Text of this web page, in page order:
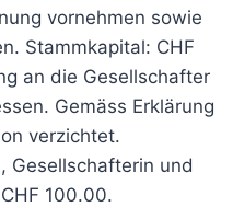
vornehmen sowie
Stammkapital: CHF
an die Gesellschafter
Gemäss Erklärung
verzichtet.
Gesellschafterin und
100.00.